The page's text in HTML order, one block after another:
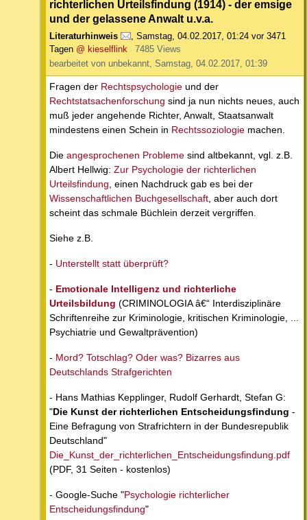
richterlichen Urteilsfindung (1914) - der emsige
und der gelassene Anwalt u.v.a.
Literaturhinweis , Samstag, 04.02.2017, 01:24 vor 3471
Tagen @ kieselflink
7485 Views
bearbeitet von unbekannt, Samstag, 04.02.2017, 01:39
Fragen der Rechtspsychologie und der
Rechtstatsachenforschung sind ja nun nichts neues, auch
muß jeder angehende Richter, Anwalt, Staatsanwalt
mindestens einen Schein in Rechtssoziologie machen.
Die angesprochenen Probleme sind altbekannt, vgl. z.B.
Albert Hellwig: Zur Psychologie der richterlichen
Urteilsfindung, einen Nachdruck gab es bei der
Wissenschaftlichen Buchgesellschaft, aber auch dort
scheint das schmale Büchlein derzeit vergriffen.
Siehe z.B.
- Unterstellt statt überprüft?
- Emotionale Intelligenz und richterliche
Urteilsbildung (CRIMINOLOGIA â€“ Interdisziplinäre
Schriftenreihe zur Kriminologie, kritischen Kriminologie, ...
Psychiatrie und Gewaltprävention)
- Mord? Totschlag? Oder was? Bizarres aus
Deutschlands Strafgerichten
- Hans Mathias Kepplinger, Rudolf Gerhardt, Stefan G:
"Die Kunst der richterlichen Entscheidungsfindung -
Eine Befragung von Strafrichtern in der Bundesrepublik
Deutschland"
Die_Kunst_der_richterlichen_Entscheidungsfindung.pdf
(PDF, 31 Seiten - kostenlos)
- Google-Suche "Psychologie richterlicher
Entscheidungsfindung"